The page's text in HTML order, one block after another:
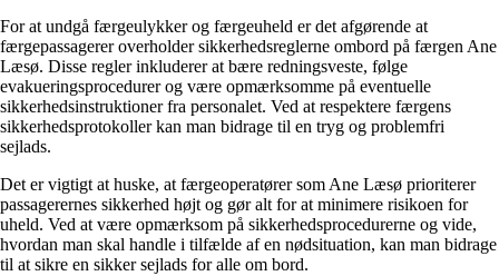
For at undgå færgeulykker og færgeuheld er det afgørende at
færgepassagerer overholder sikkerhedsreglerne ombord på færgen Ane
Læsø. Disse regler inkluderer at bære redningsveste, følge
evakueringsprocedurer og være opmærksomme på eventuelle
sikkerhedsinstruktioner fra personalet. Ved at respektere færgens
sikkerhedsprotokoller kan man bidrage til en tryg og problemfri
sejlads.
Det er vigtigt at huske, at færgeoperatører som Ane Læsø prioriterer
passagerernes sikkerhed højt og gør alt for at minimere risikoen for
uheld. Ved at være opmærksom på sikkerhedsprocedurerne og vide,
hvordan man skal handle i tilfælde af en nødsituation, kan man bidrage
til at sikre en sikker sejlads for alle om bord.